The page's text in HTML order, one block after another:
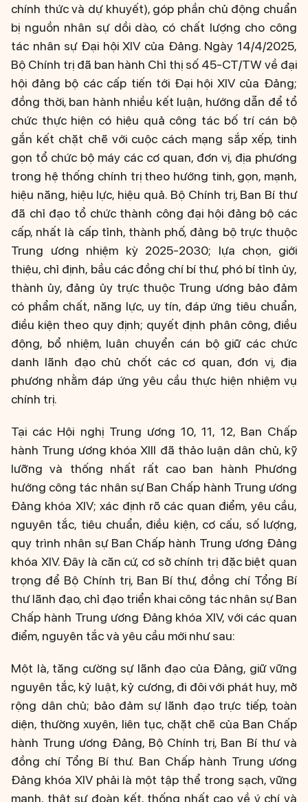
chính thức và dự khuyết), góp phần chủ động chuẩn
bị nguồn nhân sự dồi dào, có chất lượng cho công
tác nhân sự Đại hội XIV của Đảng. Ngày 14/4/2025,
Bộ Chính trị đã ban hành Chỉ thị số 45-CT/TW về đại
hội đảng bộ các cấp tiến tới Đại hội XIV của Đảng;
đồng thời, ban hành nhiều kết luận, hướng dẫn để tổ
chức thực hiện có hiệu quả công tác bố trí cán bộ
gắn kết chặt chẽ với cuộc cách mạng sắp xếp, tinh
gọn tổ chức bộ máy các cơ quan, đơn vị, địa phương
trong hệ thống chính trị theo hướng tinh, gọn, mạnh,
hiệu năng, hiệu lực, hiệu quả. Bộ Chính trị, Ban Bí thư
đã chỉ đạo tổ chức thành công đại hội đảng bộ các
cấp, nhất là cấp tỉnh, thành phố, đảng bộ trực thuộc
Trung ương nhiệm kỳ 2025-2030; lựa chọn, giới
thiệu, chỉ định, bầu các đồng chí bí thư, phó bí tỉnh ủy,
thành ủy, đảng ủy trực thuộc Trung ương bảo đảm
có phẩm chất, năng lực, uy tín, đáp ứng tiêu chuẩn,
điều kiện theo quy định; quyết định phân công, điều
động, bổ nhiệm, luân chuyển cán bộ giữ các chức
danh lãnh đạo chủ chốt các cơ quan, đơn vị, địa
phương nhằm đáp ứng yêu cầu thực hiện nhiệm vụ
chính trị.
Tại các Hội nghị Trung ương 10, 11, 12, Ban Chấp
hành Trung ương khóa XIII đã thảo luận dân chủ, kỹ
lưỡng và thống nhất rất cao ban hành Phương
hướng công tác nhân sự Ban Chấp hành Trung ương
Đảng khóa XIV; xác định rõ các quan điểm, yêu cầu,
nguyên tắc, tiêu chuẩn, điều kiện, cơ cấu, số lượng,
quy trình nhân sự Ban Chấp hành Trung ương Đảng
khóa XIV. Đây là căn cứ, cơ sở chính trị đặc biệt quan
trọng để Bộ Chính trị, Ban Bí thư, đồng chí Tổng Bí
thư lãnh đạo, chỉ đạo triển khai công tác nhân sự Ban
Chấp hành Trung ương Đảng khóa XIV, với các quan
điểm, nguyên tắc và yêu cầu mới như sau:
Một là, tăng cường sự lãnh đạo của Đảng, giữ vững
nguyên tắc, kỷ luật, kỷ cương, đi đôi với phát huy, mở
rộng dân chủ; bảo đảm sự lãnh đạo trực tiếp, toàn
diện, thường xuyên, liên tục, chặt chẽ của Ban Chấp
hành Trung ương Đảng, Bộ Chính trị, Ban Bí thư và
đồng chí Tổng Bí thư. Ban Chấp hành Trung ương
Đảng khóa XIV phải là một tập thể trong sạch, vững
mạnh, thật sự đoàn kết, thống nhất cao về ý chí và